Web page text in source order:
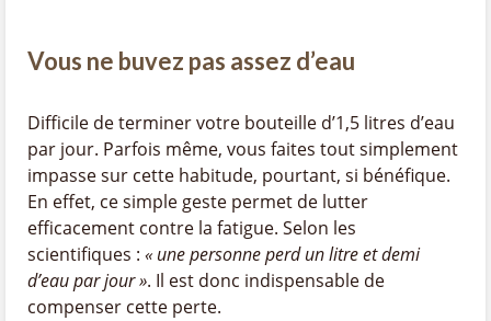
Vous ne buvez pas assez d’eau
Difficile de terminer votre bouteille d’1,5 litres d’eau
par jour. Parfois même, vous faites tout simplement
impasse sur cette habitude, pourtant, si bénéfique.
En effet, ce simple geste permet de lutter
efficacement contre la fatigue. Selon les
scientifiques : « une personne perd un litre et demi
d’eau par jour ». Il est donc indispensable de
compenser cette perte.